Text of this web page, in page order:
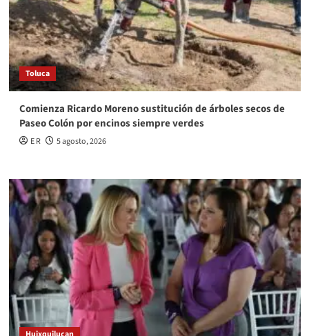
Toluca
Comienza Ricardo Moreno sustitución de árboles secos de
Paseo Colón por encinos siempre verdes
E R 5 agosto, 2026